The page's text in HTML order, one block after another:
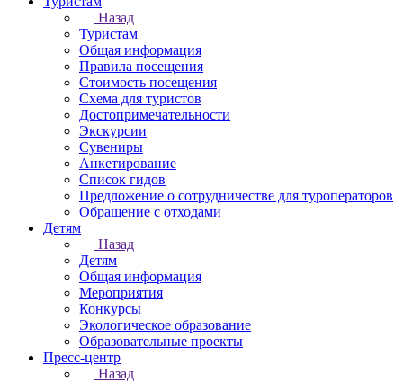
Назад
Туристам
Общая информация
Правила посещения
Стоимость посещения
Схема для туристов
Достопримечательности
Экскурсии
Сувениры
Анкетирование
Список гидов
Предложение о сотрудничестве для туроператоров
Обращение с отходами
Детям
Назад
Детям
Общая информация
Мероприятия
Конкурсы
Экологическое образование
Образовательные проекты
Пресс-центр
Назад